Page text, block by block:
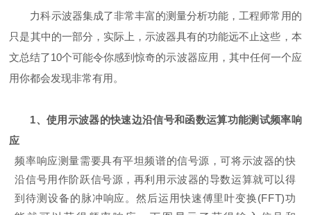
力科示波器集成了非常丰富的测量分析功能，工程师常用的
只是其中的一部分，实际上，示波器具有的功能远不止这些，本
文总结了10个可能令你感到惊奇的示波器应用，其中任何一个应
用你都会发现非常有用。
1、使用示波器的快速边沿信号和函数运算功能测试频率响
应
频率响应测量需要具有平坦频谱的信号源，可将示波器的快
沿信号用作阶跃信号源，再利用示波器的导数运算就可以得
到待测设备的脉冲响应。然后运用快速傅里叶变换(FFT)功